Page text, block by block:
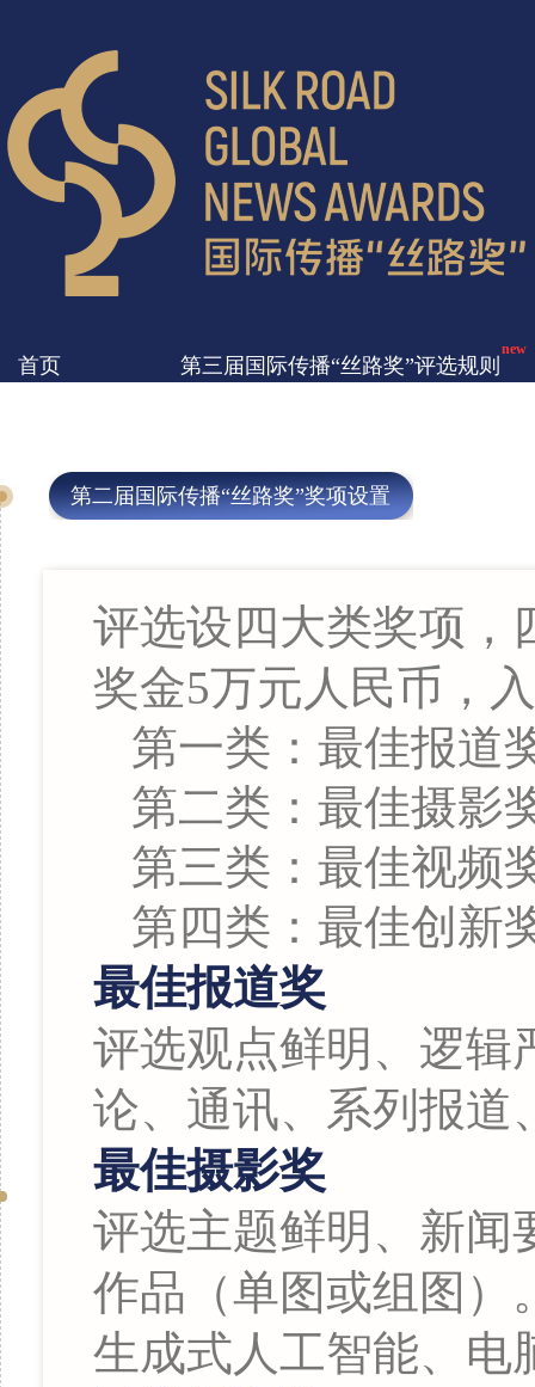
首页 第三届国际传播“丝路奖”评选规则
new
第二届国际传播“丝路奖”奖项设置
评选设四大类奖项，
奖金5万元人民币，
第一类：最佳报道
第二类：最佳摄影
第三类：最佳视频
第四类：最佳创新
最佳报道奖
评选观点鲜明、逻辑
论、通讯、系列报道
最佳摄影奖
评选主题鲜明、新闻
作品（单图或组图）
生成式人工智能、电